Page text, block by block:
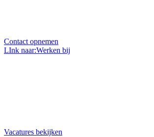
Contact opnemen
LInk naar:Werken bij
Vacatures bekijken